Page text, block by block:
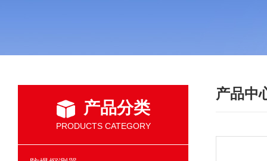
产品分类
PRODUCTS CATEGORY
产品中